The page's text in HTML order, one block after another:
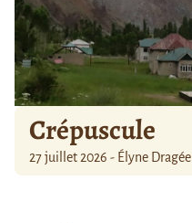
Crépuscule
27 juillet 2026 - Élyne Dragée